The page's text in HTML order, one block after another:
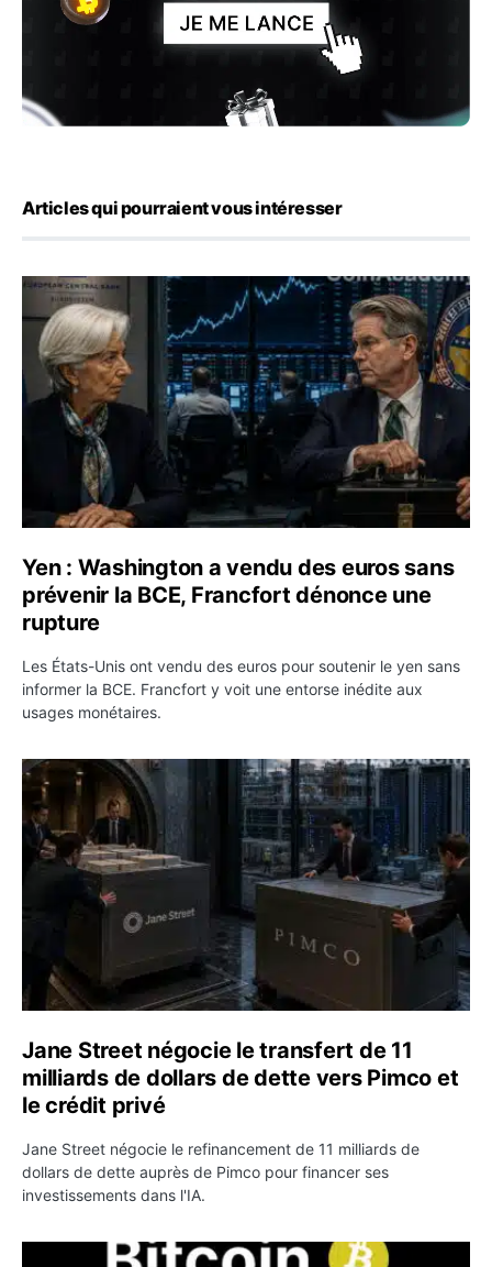
Articles qui pourraient vous intéresser
Yen : Washington a vendu des euros sans prévenir la
Yen : Washington a vendu des euros sans
prévenir la BCE, Francfort dénonce une
rupture
Les États-Unis ont vendu des euros pour soutenir le yen sans
informer la BCE. Francfort y voit une entorse inédite aux
usages monétaires.
Jane Street négocie le transfert de 11 milliards de
Jane Street négocie le transfert de 11
milliards de dollars de dette vers Pimco et
le crédit privé
Jane Street négocie le refinancement de 11 milliards de
dollars de dette auprès de Pimco pour financer ses
investissements dans l'IA.
Bitcoin stagne à 64 000 dollars pendant que les